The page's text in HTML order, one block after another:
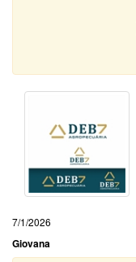
7/1/2026
Giovana